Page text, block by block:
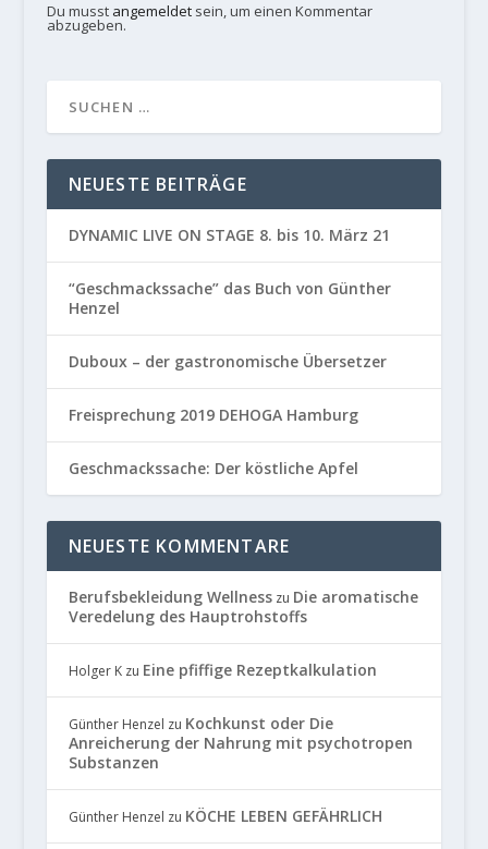
Du musst angemeldetsein, um einen Kommentar
abzugeben.
NEUESTE BEITRÄGE
DYNAMIC LIVE ON STAGE 8. bis 10. März 21
“Geschmackssache” das Buch von Günther
Henzel
Duboux – der gastronomische Übersetzer
Freisprechung 2019 DEHOGA Hamburg
Geschmackssache: Der köstliche Apfel
NEUESTE KOMMENTARE
Berufsbekleidung Wellnesszu Die aromatische
Veredelung des Hauptrohstoffs
Holger Kzu Eine pfiffige Rezeptkalkulation
Günther Henzel zu Kochkunst oder Die
Anreicherung der Nahrung mit psychotropen
Substanzen
Günther Henzel zu KÖCHE LEBEN GEFÄHRLICH